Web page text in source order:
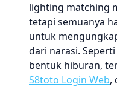
lighting matching
tetapi semuanya
untuk
dari narasi.
bentuk hiburan,
S8toto Login Web,